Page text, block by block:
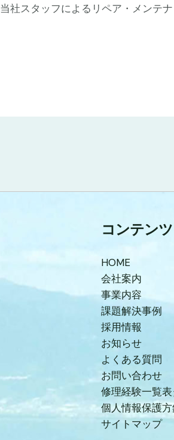
当社スタッフによるリペア・メンテ
コンテンツ
HOME
会社案内
事業内容
課題解決事例
採用情報
お知らせ
よくある質問
お問い合わせ
修理経験一覧
個人情報保護
サイトマップ